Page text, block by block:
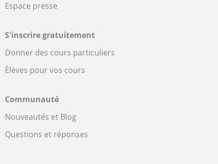
Espace presse
S'inscrire gratuitement
Donner des cours particuliers
Élèves pour vos cours
Communauté
Nouveautés et Blog
Questions et réponses